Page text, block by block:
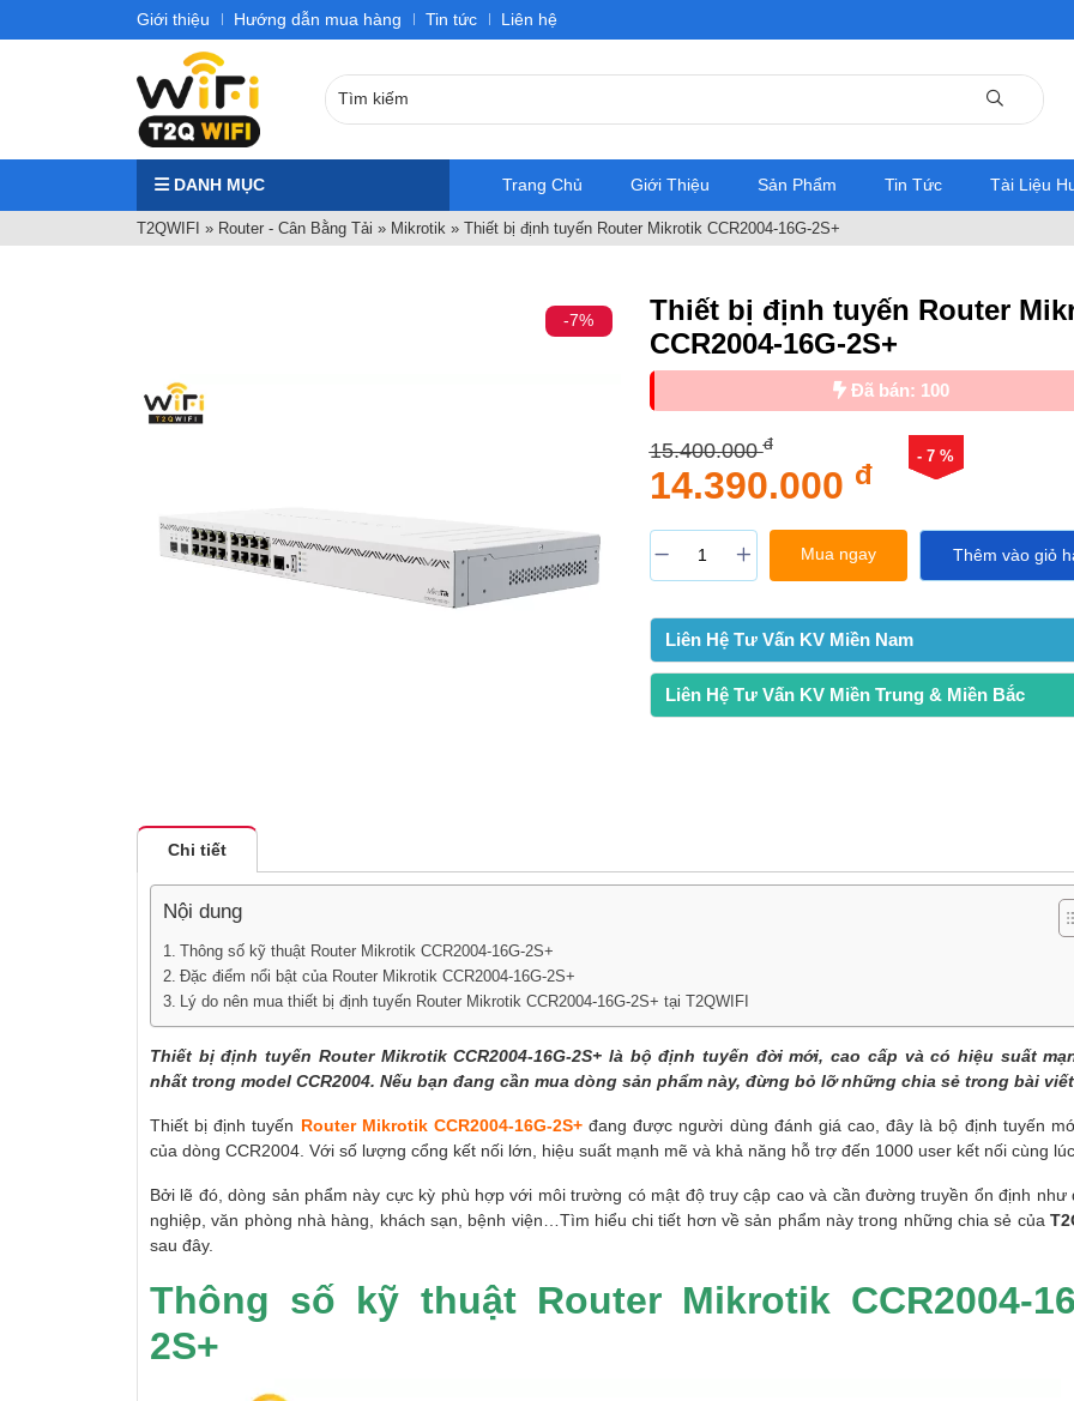
Giới thiệu Hướng dẫn mua hàng Tin tức Liên hệ
DANH MỤC Trang Chủ Giới Thiệu Sản Phẩm Tin Tức Tài Liệu
T2QWIFI » Router - Cân Bằng Tải » Mikrotik » Thiết bị định tuyến Router Mikrotik CCR2004-16G-2S+
-7%
Thiết bị định tuyến Router
CCR2004-16G-2S+
Đã bán: 100
15.400.000đ
14.390.000 đ
- 7 %
Mua ngay Thêm vào giỏ
Liên Hệ Tư Vấn KV Miền Nam
Liên Hệ Tư Vấn KV Miền Trung & Miền Bắc
Chi tiết
Nội dung
Thông số kỹ thuật Router Mikrotik CCR2004-16G-2S+
Đặc điểm nổi bật của Router Mikrotik CCR2004-16G-2S+
Lý do nên mua thiết bị định tuyến Router Mikrotik CCR2004-16G-2S+ tại T2QWIFI
Thiết bị định tuyến Router Mikrotik CCR2004-16G-2S+ là bộ định tuyến đời mới, cao cấp và có hiệu suất
nhất trong model CCR2004. Nếu bạn đang cần mua dòng sản phẩm này, đừng bỏ lỡ những chia sẻ trong bài
Thiết bị định tuyến Router Mikrotik CCR2004-16G-2S+ đang được người dùng đánh giá cao, đây là bộ định tuyến
của dòng CCR2004. Với số lượng cổng kết nối lớn, hiệu suất mạnh mẽ và khả năng hỗ trợ đến 1000 user kết nối cùng
Bởi lẽ đó, dòng sản phẩm này cực kỳ phù hợp với môi trường có mật độ truy cập cao và cần đường truyền ổn định như
nghiệp, văn phòng nhà hàng, khách sạn, bệnh viện…Tìm hiểu chi tiết hơn về sản phẩm này trong những chia sẻ của
sau đây.
Thông số kỹ thuật Router Mikrotik CCR2004-
2S+